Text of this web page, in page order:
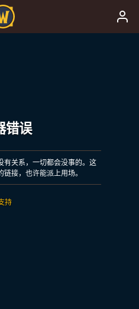
错误
有关系，一切都会没事的。这
接，也许能派上用场。
持